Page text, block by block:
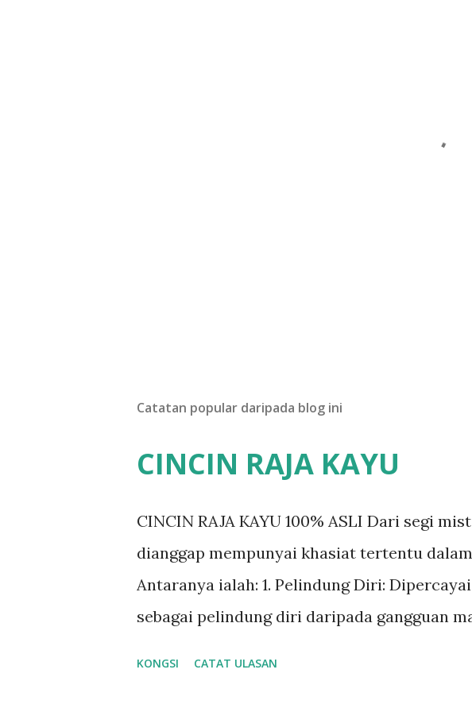
Catatan popular daripada blog ini
CINCIN RAJA KAYU
CINCIN RAJA KAYU 100% ASLI Dari segi
dianggap mempunyai khasiat tertentu
Antaranya ialah: 1. Pelindung Diri:
sebagai pelindung diri daripada gangguan
KONGSI CATAT ULASAN